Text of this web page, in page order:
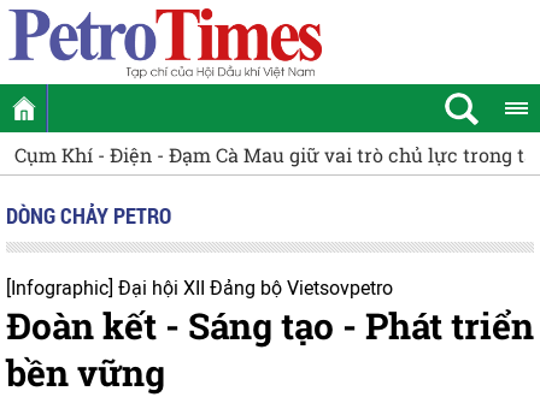
Cụm Khí - Điện - Đạm Cà Mau giữ vai trò chủ lực trong
DÒNG CHẢY PETRO
[Infographic] Đại hội XII Đảng bộ Vietsovpetro
Đoàn kết - Sáng tạo - Phát triển
bền vững